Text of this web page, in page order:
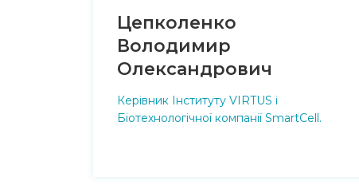
Цепколенко
Володимир
Олександрович
Керівник Інституту VIRTUS і
Біотехнологічної компанії SmartCell.